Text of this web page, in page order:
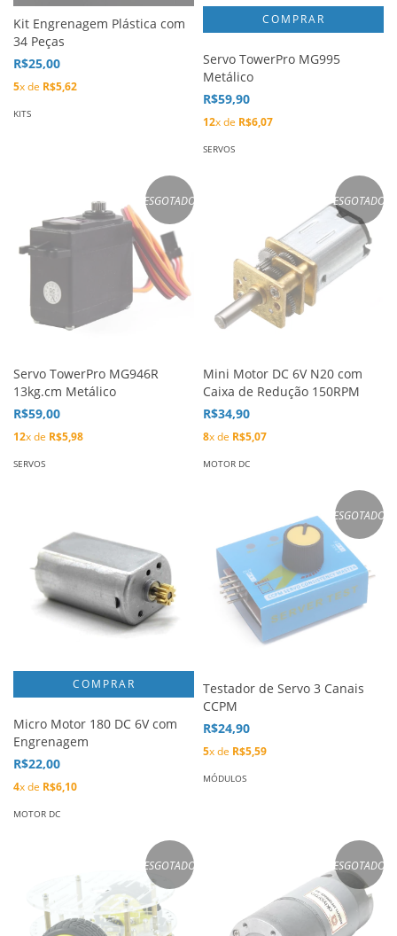
Kit Engrenagem Plástica com
34 Peças
R$25,00
5x de R$5,62
KITS
Servo TowerPro MG995
Metálico
R$59,90
12x de R$6,07
SERVOS
ESGOTADO
Servo TowerPro MG946R
13kg.cm Metálico
R$59,00
12x de R$5,98
SERVOS
ESGOTADO
Mini Motor DC 6V N20 com
Caixa de Redução 150RPM
R$34,90
8x de R$5,07
MOTOR DC
Micro Motor 180 DC 6V com
Engrenagem
R$22,00
4x de R$6,10
MOTOR DC
ESGOTADO
Testador de Servo 3 Canais
CCPM
R$24,90
5x de R$5,59
MÓDULOS
ESGOTADO ESGOTADO